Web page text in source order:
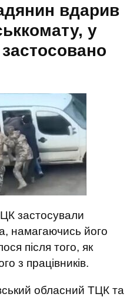
вдарив
у
застосували
намагаючись його
після того, як
з працівників.
обласний ТЦК та